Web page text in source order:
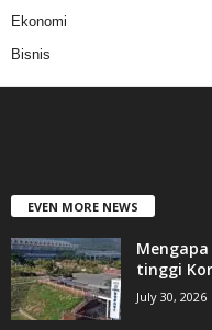
Ekonomi
Bisnis
EVEN MORE NEWS
tinggi
July 30, 2026